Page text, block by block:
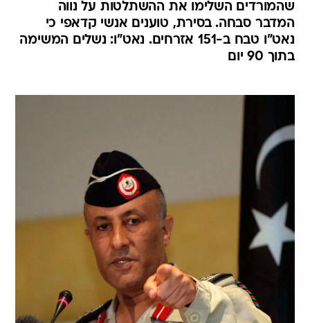
שהמורדים השלימו את ההשתלטות על נווה
המדבר סבחה. בסירת, טוענים אנשי קדאפי כי
נאט"ו טבח ב-151 אזרחים. נאט"ו: נשלים המשימה
בתוך 90 יום